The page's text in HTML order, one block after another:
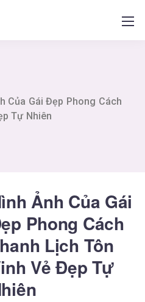
Của Gái Đẹp Phong Cách
Tự Nhiên
Ảnh Của Gái
Phong Cách
Lịch Tôn
Vẻ Đẹp Tự